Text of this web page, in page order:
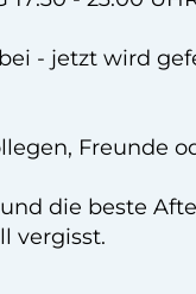
- jetzt wird
Freunde
die beste
vergisst.